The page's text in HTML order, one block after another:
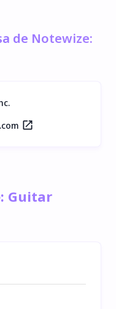
de Notewize:
Guitar